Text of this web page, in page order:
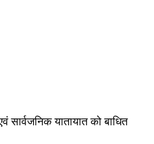
यातायात को बाधित